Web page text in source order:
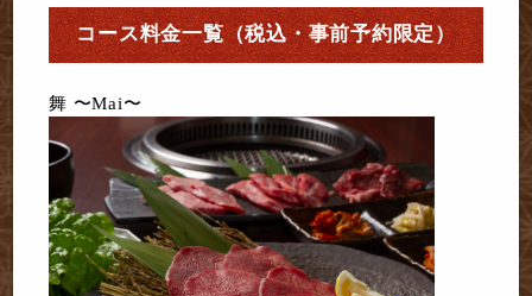
コース料金一覧（税込・事前予約限定）
舞 〜Mai〜